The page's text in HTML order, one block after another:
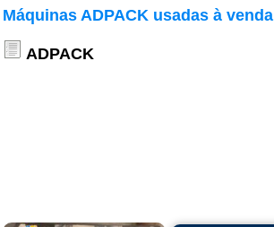
Máquinas ADPACK usadas à venda
ADPACK